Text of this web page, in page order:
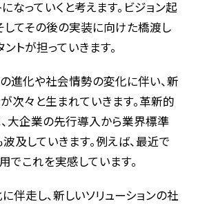
なっていくと考えます。ビジョン起
してその後の実装に向けた橋渡し
トが担っていきます。
の進化や社会情勢の変化に伴い、新
次々と生まれていきます。革新的
、大企業の先行導入から業界標準
及していきます。例えば、最近で
でこれを実感しています。
伴走し、新しいソリューションの社